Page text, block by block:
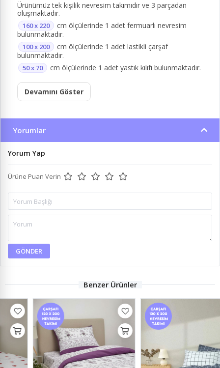
Ürünümüz tek kişilik nevresim takımıdır ve 3 parçadan
oluşmaktadır.
160 x 220
cm ölçülerinde 1 adet fermuarlı nevresim
bulunmaktadır.
100 x 200
cm ölçülerinde 1 adet lastikli çarşaf
bulunmaktadır.
50 x 70 cm ölçülerinde 1 adet yastık kılıfı bulunmaktadır.
Devamını Göster
Yorumlar
Yorum Yap
Ürüne Puan Verin
GÖNDER
Benzer Ürünler